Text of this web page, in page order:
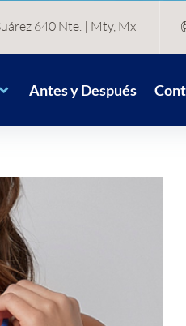
640 Nte. | Mty, Mx
Antes y Después